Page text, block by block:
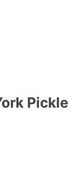
Pickle